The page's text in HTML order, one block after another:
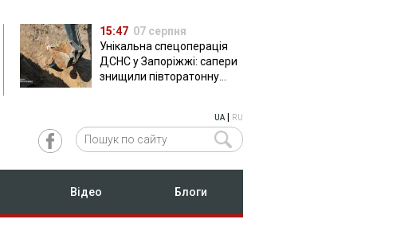
15:47 07 серпня
Унікальна спецоперація
ДСНС у Запоріжжі: сапери
знищили півторатонну
UA| RU
Відео Блоги